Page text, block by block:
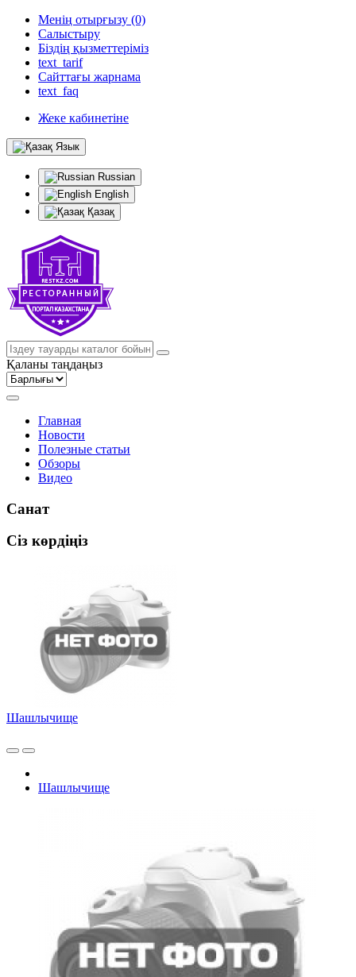
Менің отырғызу (0)
Салыстыру
Біздің қызметтеріміз
text_tarif
Сайттағы жарнама
text_faq
Жеке кабинетіне
Язык
Russian
English
Қазақ
Қаланы таңдаңыз
Главная
Новости
Полезные статьи
Обзоры
Видео
Санат
Сіз көрдіңіз
Шашлычище
Шашлычище